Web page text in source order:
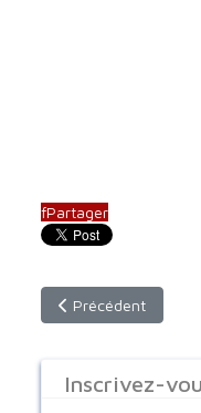
fPartager
Article précédent :
Précédent
Inscrivez-